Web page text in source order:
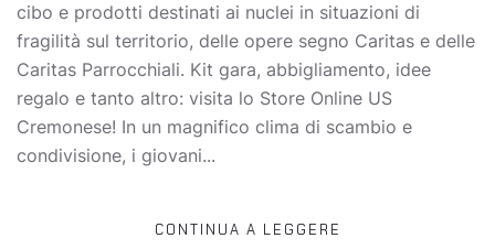
cibo e prodotti destinati ai nuclei in situazioni di
fragilità sul territorio, delle opere segno Caritas e delle
Caritas Parrocchiali. Kit gara, abbigliamento, idee
regalo e tanto altro: visita lo Store Online US
Cremonese! In un magnifico clima di scambio e
condivisione, i giovani...
CONTINUA A LEGGERE